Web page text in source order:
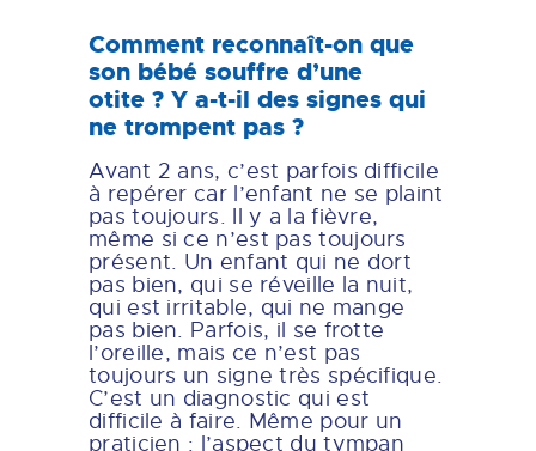
Comment reconnaît-on que
son bébé souffre d’une
otite ? Y a-t-il des signes qui
ne trompent pas ?
Avant 2 ans, c’est parfois difficile
à repérer car l’enfant ne se plaint
pas toujours. Il y a la fièvre,
même si ce n’est pas toujours
présent. Un enfant qui ne dort
pas bien, qui se réveille la nuit,
qui est irritable, qui ne mange
pas bien. Parfois, il se frotte
l’oreille, mais ce n’est pas
toujours un signe très spécifique.
C’est un diagnostic qui est
difficile à faire. Même pour un
praticien : l’aspect du tympan